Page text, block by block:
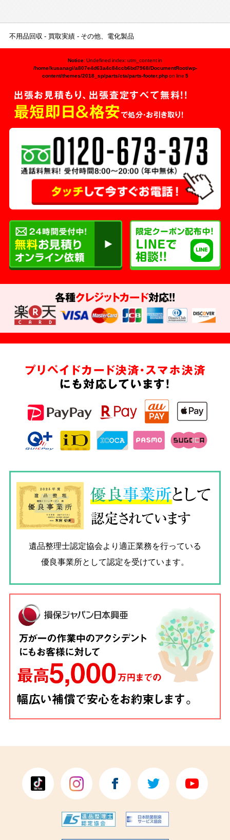
不用品回収 買取実績 その他、電化製品
Notice: Undefined index: utm_content in
/home/kusanagi/a807e4d63a4c84ccb6bd7968/DocumentRoot/wp-
content/themes/2018_sp/parts/cta/parts-footer.phpon line 5
出張お見積もり、出張査定すべて無料!!
最短即日＆格安で処分・お引き取り！
各種クレジットカード対応!!
プリペイドカード決済・スマホ決済
にも対応しています!
優良事業所として
認定されています
遺品整理士認定協会より適正業務を行っている
優良事業所として認定を受けています。